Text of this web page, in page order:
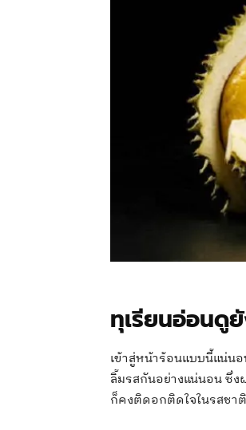
ทุเรียนอ่อนดู
เข้าสู่หน้าร้อนแบบนี้แน่นอ
ลิ้มรสกันอย่างแน่นอน ซึ่ง
ก็คงติดอกติดใจในรสชา